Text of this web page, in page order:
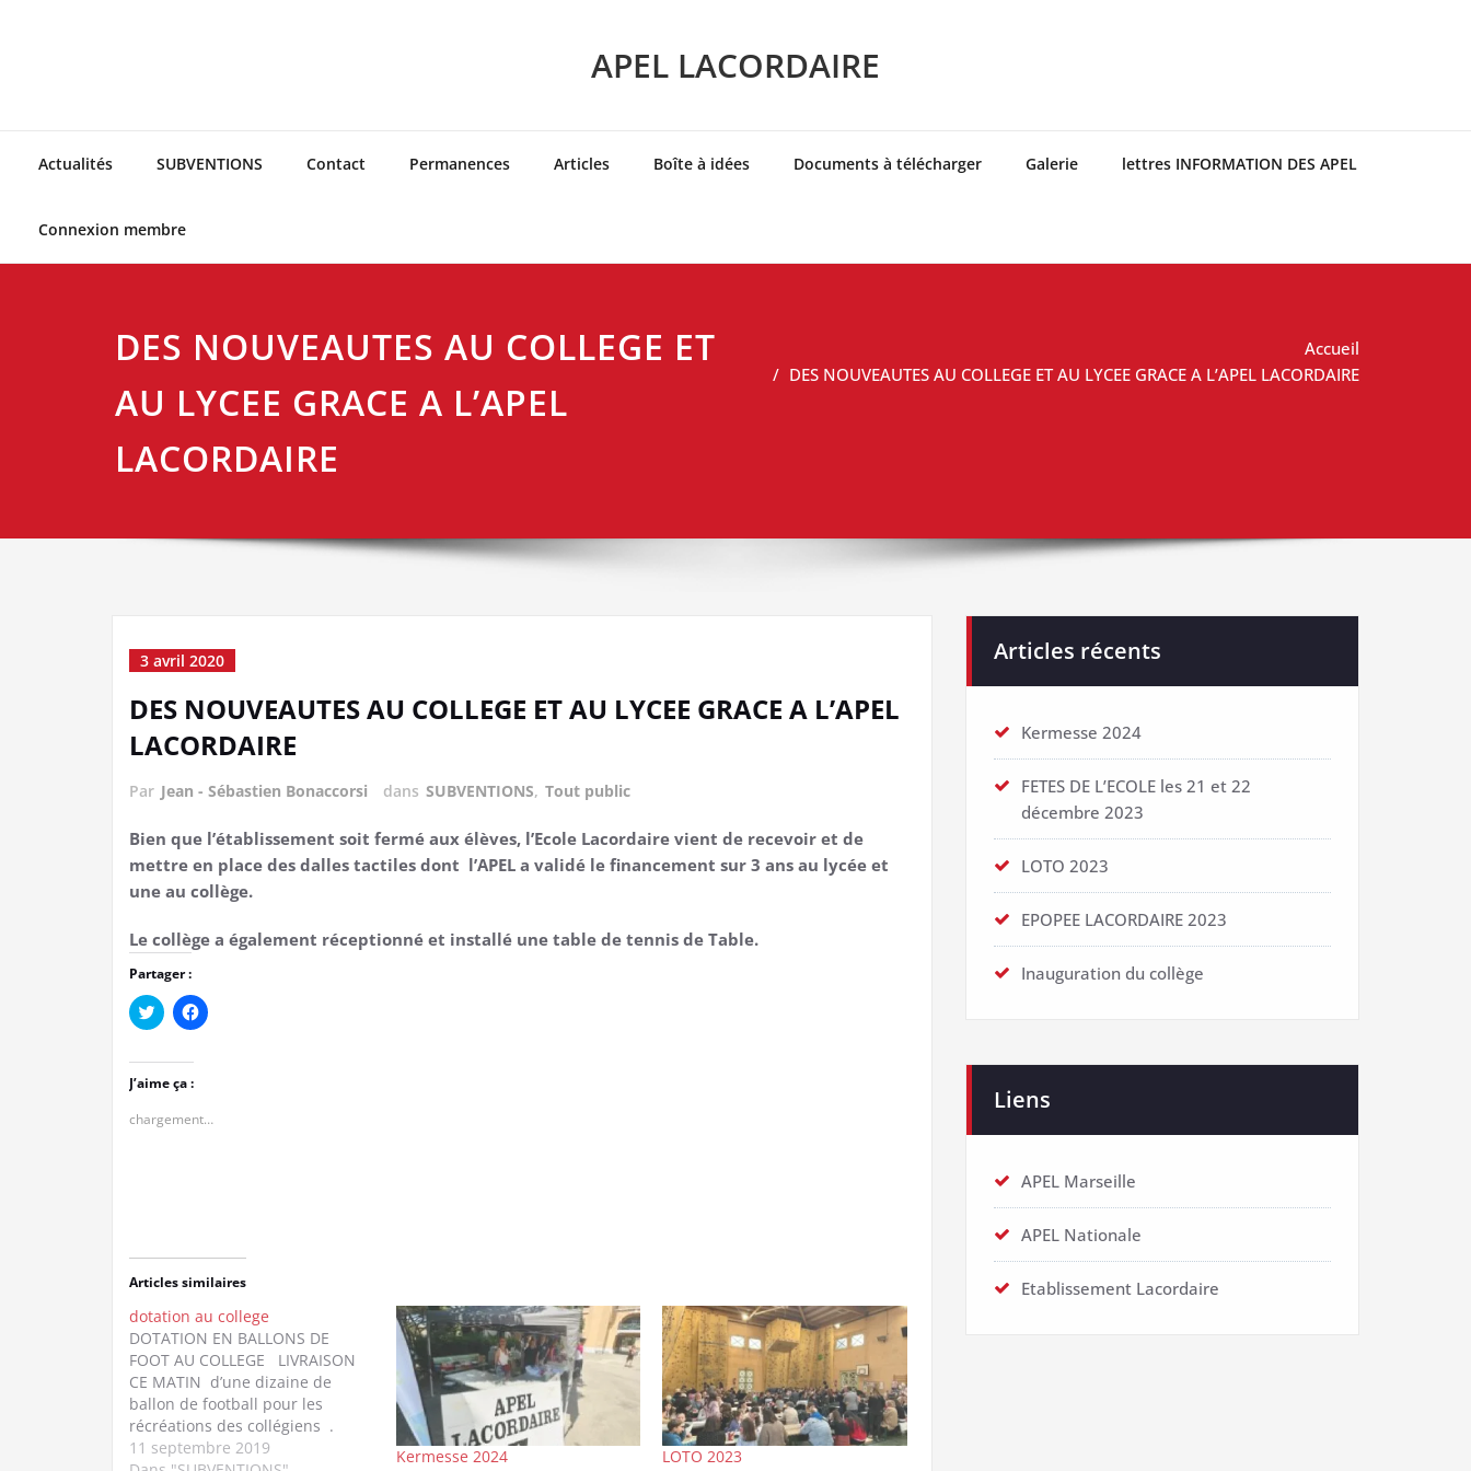
APEL LACORDAIRE
Actualités SUBVENTIONS Contact Permanences Articles Boîte à idées Documents à télécharger Galerie lettres INFORMATION DES APEL
Connexion membre
DES NOUVEAUTES AU COLLEGE ET
AU LYCEE GRACE A L’APEL
LACORDAIRE
Accueil
DES NOUVEAUTES AU COLLEGE ET AU LYCEE GRACE A L’APEL LACORDAIRE
3 avril 2020
DES NOUVEAUTES AU COLLEGE ET AU LYCEE GRACE A L’APEL
LACORDAIRE
Par Jean - Sébastien Bonaccorsi dans SUBVENTIONS, Tout public
Bien que l’établissement soit fermé aux élèves, l’Ecole Lacordaire vient de recevoir et de
mettre en place des dalles tactiles dont l’APEL a validé le financement sur 3 ans au lycée et
une au collège.
Le collège a également réceptionné et installé une table de tennis de Table.
Partager :
Cliquez
pour
Twitter(ouvre
dans
une
fenêtre)
Cliquez
pour
fenêtre)
J’aime ça :
chargement…
Articles similaires
dotation au college
DOTATION EN BALLONS DE
FOOT AU COLLEGE LIVRAISON
CE MATIN d’une dizaine de
ballon de football pour les
récréations des collégiens .
L’APEL est heureuse de pouvoir
11 septembre 2019
Kermesse 2024
LOTO 2023
Articles récents
Kermesse 2024
FETES DE L’ECOLE les 21 et 22
décembre 2023
LOTO 2023
EPOPEE LACORDAIRE 2023
Inauguration du collège
Liens
APEL Marseille
APEL Nationale
Etablissement Lacordaire